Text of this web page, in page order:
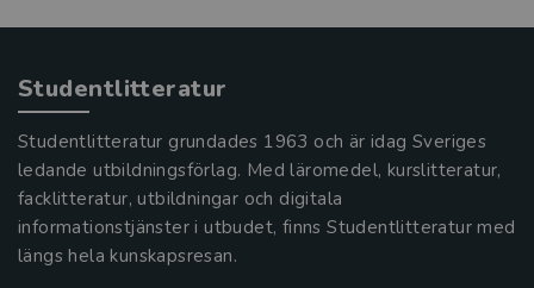
Studentlitteratur
Studentlitteratur grundades 1963 och är idag Sveriges
ledande utbildningsförlag. Med läromedel, kurslitteratur,
facklitteratur, utbildningar och digitala
informationstjänster i utbudet, finns Studentlitteratur med
längs hela kunskapsresan.